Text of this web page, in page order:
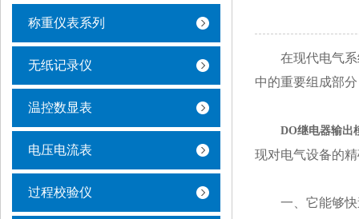
称重仪表系列
无纸记录仪
温控数显表
电压电流表
过程校验仪
在现代电气系统
中的重要组成部
DO继电器输出
现对电气设备的
一、它能够快速